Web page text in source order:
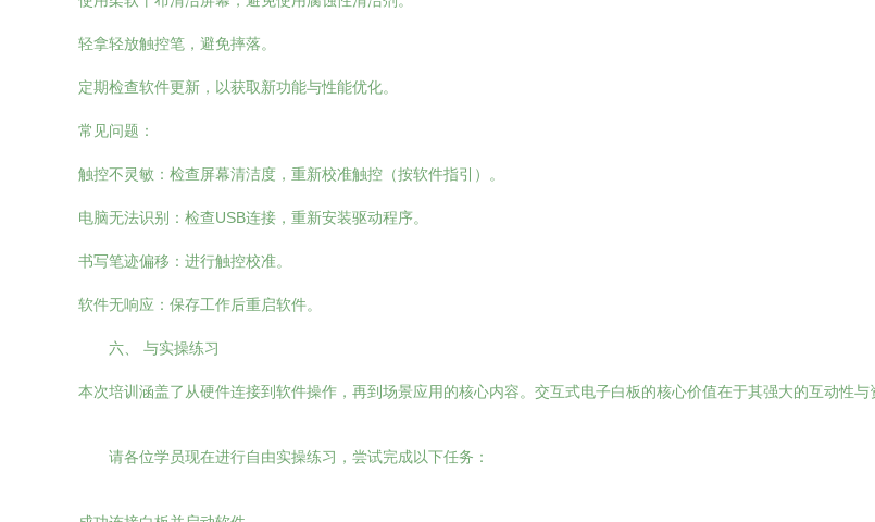
轻拿轻放触控笔，避免摔落。
定期检查软件更新，以获取新功能与性能优化。
常见问题：
触控不灵敏：检查屏幕清洁度，重新校准触控（按软件指引）。
电脑无法识别：检查USB连接，重新安装驱动程序。
书写笔迹偏移：进行触控校准。
软件无响应：保存工作后重启软件。
六、 与实操练习
本次培训涵盖了从硬件连接到软件操作，再到场景应用的核心内容。交互式电子白板的核心价值在于其强大的互动性
请各位学员现在进行自由实操练习，尝试完成以下任务：